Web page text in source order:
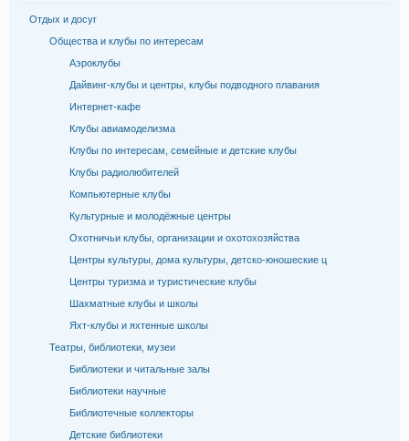
Отдых и досуг
Общества и клубы по интересам
Аэроклубы
Дайвинг-клубы и центры, клубы подводного плавания
Интернет-кафе
Клубы авиамоделизма
Клубы по интересам, семейные и детские клубы
Клубы радиолюбителей
Компьютерные клубы
Культурные и молодёжные центры
Охотничьи клубы, организации и охотохозяйства
Центры культуры, дома культуры, детско-юношеские ц
Центры туризма и туристические клубы
Шахматные клубы и школы
Яхт-клубы и яхтенные школы
Театры, библиотеки, музеи
Библиотеки и читальные залы
Библиотеки научные
Библиотечные коллекторы
Детские библиотеки